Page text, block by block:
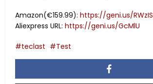
Amazon(€159.99):https://geni.us/
Aliexpress URL:https://geni.us/GcMlU
teclast Test